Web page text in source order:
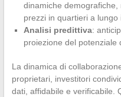
dinamiche demografiche,
prezzi in quartieri a lungo
Analisi predittiva:
proiezione del potenziale
La dinamica di
proprietari, investitori
dati, affidabile e verificabile.